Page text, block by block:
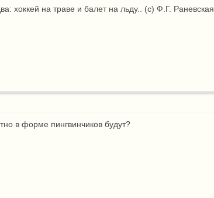
хоккей на траве и балет на льду.. (с) Ф.Г. Раневская
в форме пингвинчиков будут?